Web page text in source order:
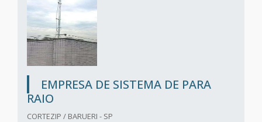
EMPRESA DE SISTEMA DE PARA
RAIO
CORTEZIP / BARUERI - SP